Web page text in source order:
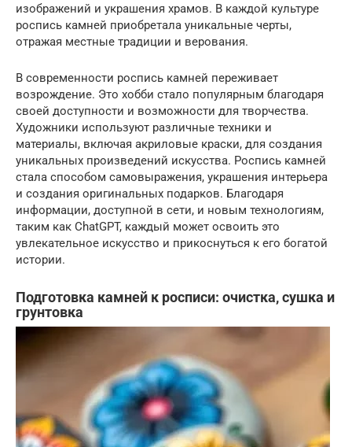
изображений и украшения храмов. В каждой культуре
роспись камней приобретала уникальные черты,
отражая местные традиции и верования.
В современности роспись камней переживает
возрождение. Это хобби стало популярным благодаря
своей доступности и возможности для творчества.
Художники используют различные техники и
материалы, включая акриловые краски, для создания
уникальных произведений искусства. Роспись камней
стала способом самовыражения, украшения интерьера
и создания оригинальных подарков. Благодаря
информации, доступной в сети, и новым технологиям,
таким как ChatGPT, каждый может освоить это
увлекательное искусство и прикоснуться к его богатой
истории.
Подготовка камней к росписи: очистка, сушка и
грунтовка